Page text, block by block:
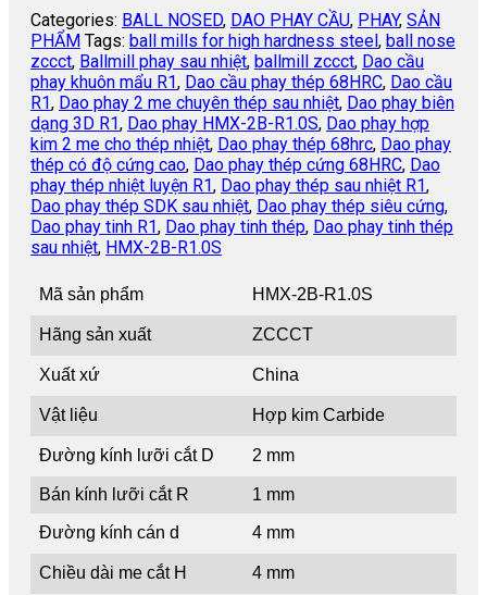
Categories: BALL NOSED, DAO PHAY CẦU, PHAY, SẢN
PHẨM Tags: ball mills for high hardness steel, ball nose
zccct, Ballmill phay sau nhiệt, ballmill zccct, Dao cầu
phay khuôn mẩu R1, Dao cầu phay thép 68HRC, Dao cầu
R1, Dao phay 2 me chuyên thép sau nhiệt, Dao phay biên
dạng 3D R1, Dao phay HMX-2B-R1.0S, Dao phay hợp
kim 2 me cho thép nhiệt, Dao phay thép 68hrc, Dao phay
thép có độ cứng cao, Dao phay thép cứng 68HRC, Dao
phay thép nhiệt luyện R1, Dao phay thép sau nhiệt R1,
Dao phay thép SDK sau nhiệt, Dao phay thép siêu cứng,
Dao phay tinh R1, Dao phay tinh thép, Dao phay tinh thép
sau nhiệt, HMX-2B-R1.0S
Mã sản phẩm HMX-2B-R1.0S
Hãng sản xuất ZCCCT
Xuất xứ China
Vật liệu Hợp kim Carbide
Đường kính lưỡi cắt D 2 mm
Bán kính lưỡi cắt R 1 mm
Đường kính cán d 4 mm
Chiều dài me cắt H 4 mm